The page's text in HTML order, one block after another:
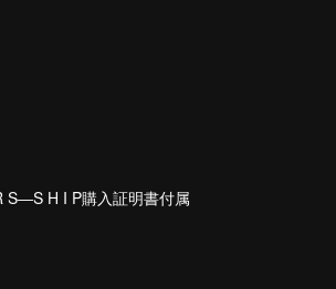
H I P購入証明書付属